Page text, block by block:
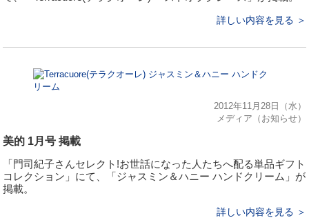
詳しい内容を見る ＞
2012年11月28日（水）
メディア（お知らせ）
美的 1月号 掲載
「門司紀子さんセレクト!お世話になった人たちへ配る単品ギフト
コレクション」にて、「ジャスミン＆ハニー ハンドクリーム」が
掲載。
詳しい内容を見る ＞